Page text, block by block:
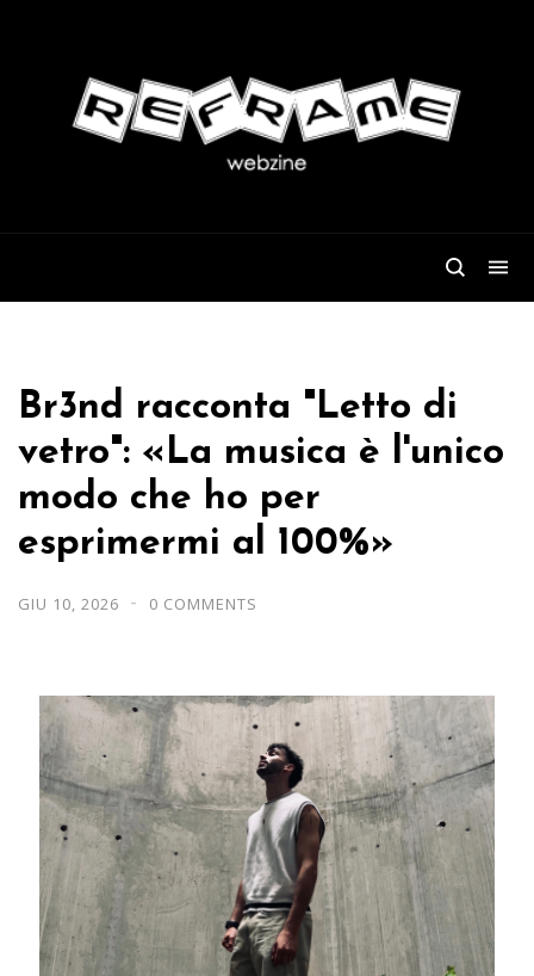
Br3nd racconta "Letto di
vetro": «La musica è l'unico
modo che ho per
esprimermi al 100%»
GIU 10, 2026 0 COMMENTS